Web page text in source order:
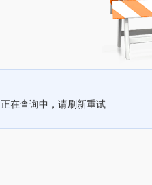
正在查询中，请刷新重试